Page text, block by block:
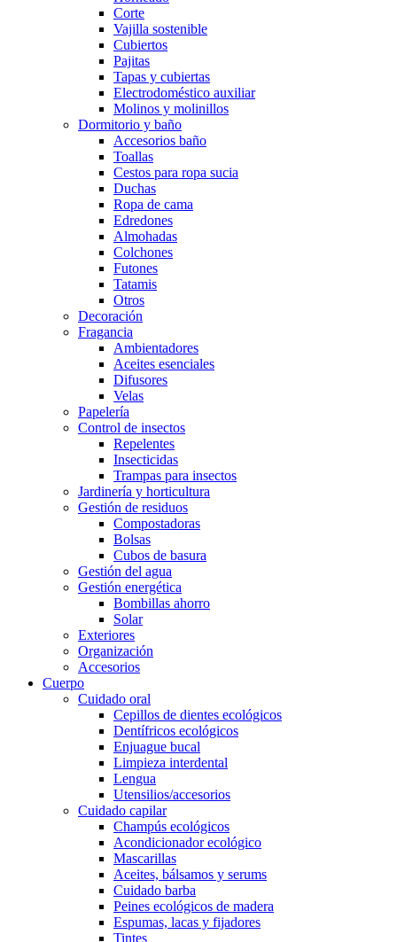
Corte
Vajilla sostenible
Cubiertos
Pajitas
Tapas y cubiertas
Electrodoméstico auxiliar
Molinos y molinillos
Dormitorio y baño
Accesorios baño
Toallas
Cestos para ropa sucia
Duchas
Ropa de cama
Edredones
Almohadas
Colchones
Futones
Tatamis
Otros
Decoración
Fragancia
Ambientadores
Aceites esenciales
Difusores
Velas
Papelería
Control de insectos
Repelentes
Insecticidas
Trampas para insectos
Jardinería y horticultura
Gestión de residuos
Compostadoras
Bolsas
Cubos de basura
Gestión del agua
Gestión energética
Bombillas ahorro
Solar
Exteriores
Organización
Accesorios
Cuerpo
Cuidado oral
Cepillos de dientes ecológicos
Dentífricos ecológicos
Enjuague bucal
Limpieza interdental
Lengua
Utensilios/accesorios
Cuidado capilar
Champús ecológicos
Acondicionador ecológico
Mascarillas
Aceites, bálsamos y serums
Cuidado barba
Peines ecológicos de madera
Espumas, lacas y fijadores
Tintes